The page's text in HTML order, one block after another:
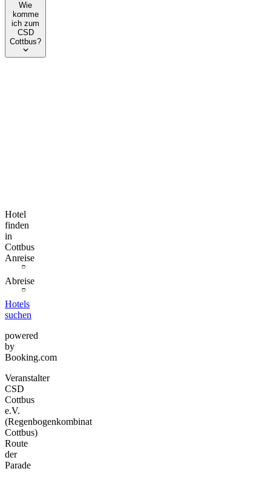
Wie
komme
ich zum
CSD
Cottbus?
Hotel
finden
in
Cottbus
Anreise
Abreise
Hotels
suchen
powered
by
Booking.com
Veranstalter
CSD
Cottbus
e.V.
(Regenbogenkombinat
Cottbus)
Route
der
Parade